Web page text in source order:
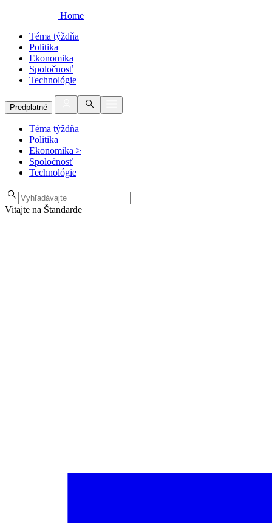
Home
Téma týždňa
Politika
Ekonomika
Spoločnosť
Technológie
Predplatné
Téma týždňa
Politika
Ekonomika >
Spoločnosť
Technológie
Vitajte na Štandarde